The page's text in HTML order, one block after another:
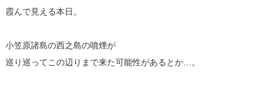
霞んで見える本日。
小笠原諸島の西之島の噴煙が
巡り巡ってこの辺りまで来た可能性があるとか…。